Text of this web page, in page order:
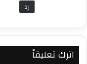
رد
اترك تعليقاً